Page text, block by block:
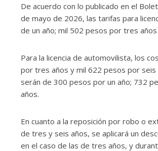
De acuerdo con lo publicado en el
de mayo de 2026, las tarifas para
de un año; mil 502 pesos por tres
Para la licencia de automovilista, los
por tres años y mil 622 pesos por
serán de 300 pesos por un año; 732
años.
En cuanto a la reposición por robo o
de tres y seis años, se aplicará un
en el caso de las de tres años, y